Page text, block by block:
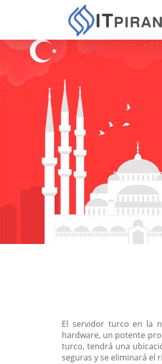
El servidor turco en la
hardware, un potente
turco, tendrá una
seguras y se eliminará el